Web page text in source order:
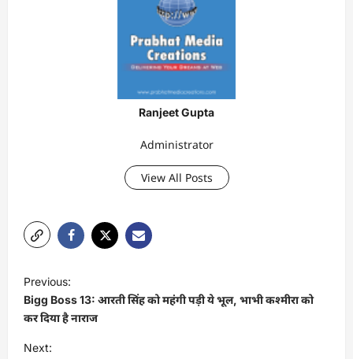
Ranjeet Gupta
Administrator
View All Posts
o
s
t
Previous:
Bigg Boss 13: आरती सिंह को महंगी पड़ी ये भूल, भाभी कश्मीरा को
कर दिया है नाराज
Next: